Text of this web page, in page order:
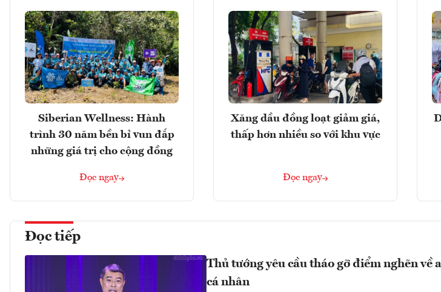
Siberian Wellness: Hành
trình 30 năm bền bỉ vun đắp
những giá trị cho cộng đồng
Đọc ngay
Xăng dầu đồng loạt giảm giá,
thấp hơn nhiều so với khu vực
Đọc ngay
Đọc tiếp
Thủ tướng yêu cầu tháo gỡ điểm nghẽn về
cá nhân